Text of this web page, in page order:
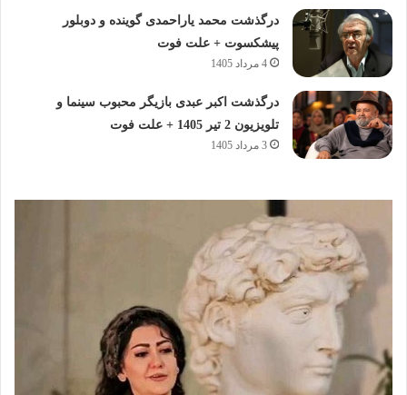
درگذشت محمد یاراحمدی گوینده و دوبلور
پیشکسوت + علت فوت
4 مرداد 1405
درگذشت اکبر عبدی بازیگر محبوب سینما و
تلویزیون 2 تیر 1405 + علت فوت
3 مرداد 1405